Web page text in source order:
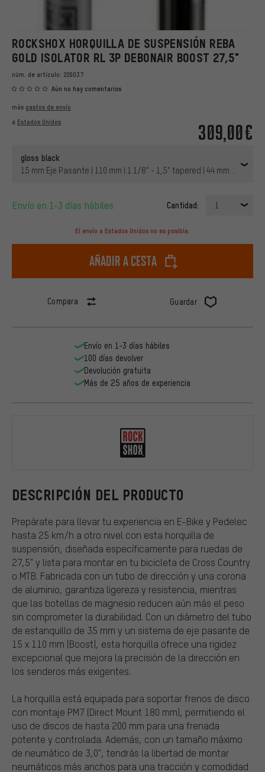
ROCKSHOX HORQUILLA DE SUSPENSIÓN REBA
GOLD ISOLATOR RL 3P DEBONAIR BOOST 27,5"
núm. de artículo: 220037
Aún no hay comentarios
309,00€
más gastos de envío
a Estados Unidos
gloss black
15 mm Eje Pasante | 110 mm | 1 1/8" - 1,5" tapered | 44 mm | 27,5"
Envío en 1-3 días hábiles Cantidad: 1
El envío a Estados Unidos no es posible.
Añadir a cesta
Compara Guardar
DESCRIPCIÓN DEL PRODUCTO
Prepárate para llevar tu experiencia en E-Bike y Pedelec
hasta 25 km/h a otro nivel con esta horquilla de
suspensión, diseñada específicamente para ruedas de
27,5" y lista para montar en tu bicicleta de Cross Country
o MTB. Fabricada con un tubo de dirección y una corona
de aluminio, garantiza ligereza y resistencia, mientras
que las botellas de magnesio reducen aún más el peso
sin comprometer la durabilidad. Con un diámetro del tubo
de estanquillo de 35 mm y un sistema de eje pasante de
15 x 110 mm (Boost), esta horquilla ofrece una rigidez
excepcional que mejora la precisión de la dirección en
los senderos más exigentes.
La horquilla está equipada para soportar frenos de disco
con montaje PM7 (Direct Mount 180 mm), permitiendo el
uso de discos de hasta 200 mm para una frenada
potente y controlada. Además, con un tamaño máximo
de neumático de 3,0", tendrás la libertad de montar
neumáticos más anchos para una tracción y comodidad
Envío en 1-3 días hábiles
100 días devolver
Devolución gratuita
Más de 25 años de experiencia